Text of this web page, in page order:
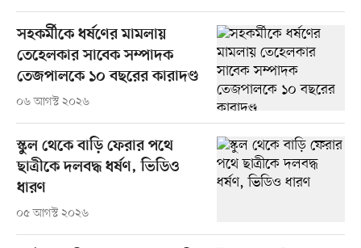
সহকর্মীকে ধর্ষণের মামলায়
তেহেলকার সাবেক সম্পাদক
তেজপালকে ১০ বছরের কারাদণ্ড
০৬ আগস্ট ২০২৬
স্কুল থেকে বাড়ি ফেরার পথে
ছাত্রীকে দলবদ্ধ ধর্ষণ, ভিডিও
ধারণ
০৫ আগস্ট ২০২৬